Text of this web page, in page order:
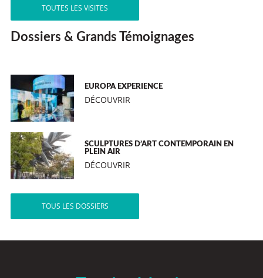
TOUTES LES VISITES
Dossiers & Grands Témoignages
EUROPA EXPERIENCE
DÉCOUVRIR
SCULPTURES D’ART CONTEMPORAIN EN
PLEIN AIR
DÉCOUVRIR
TOUS LES DOSSIERS